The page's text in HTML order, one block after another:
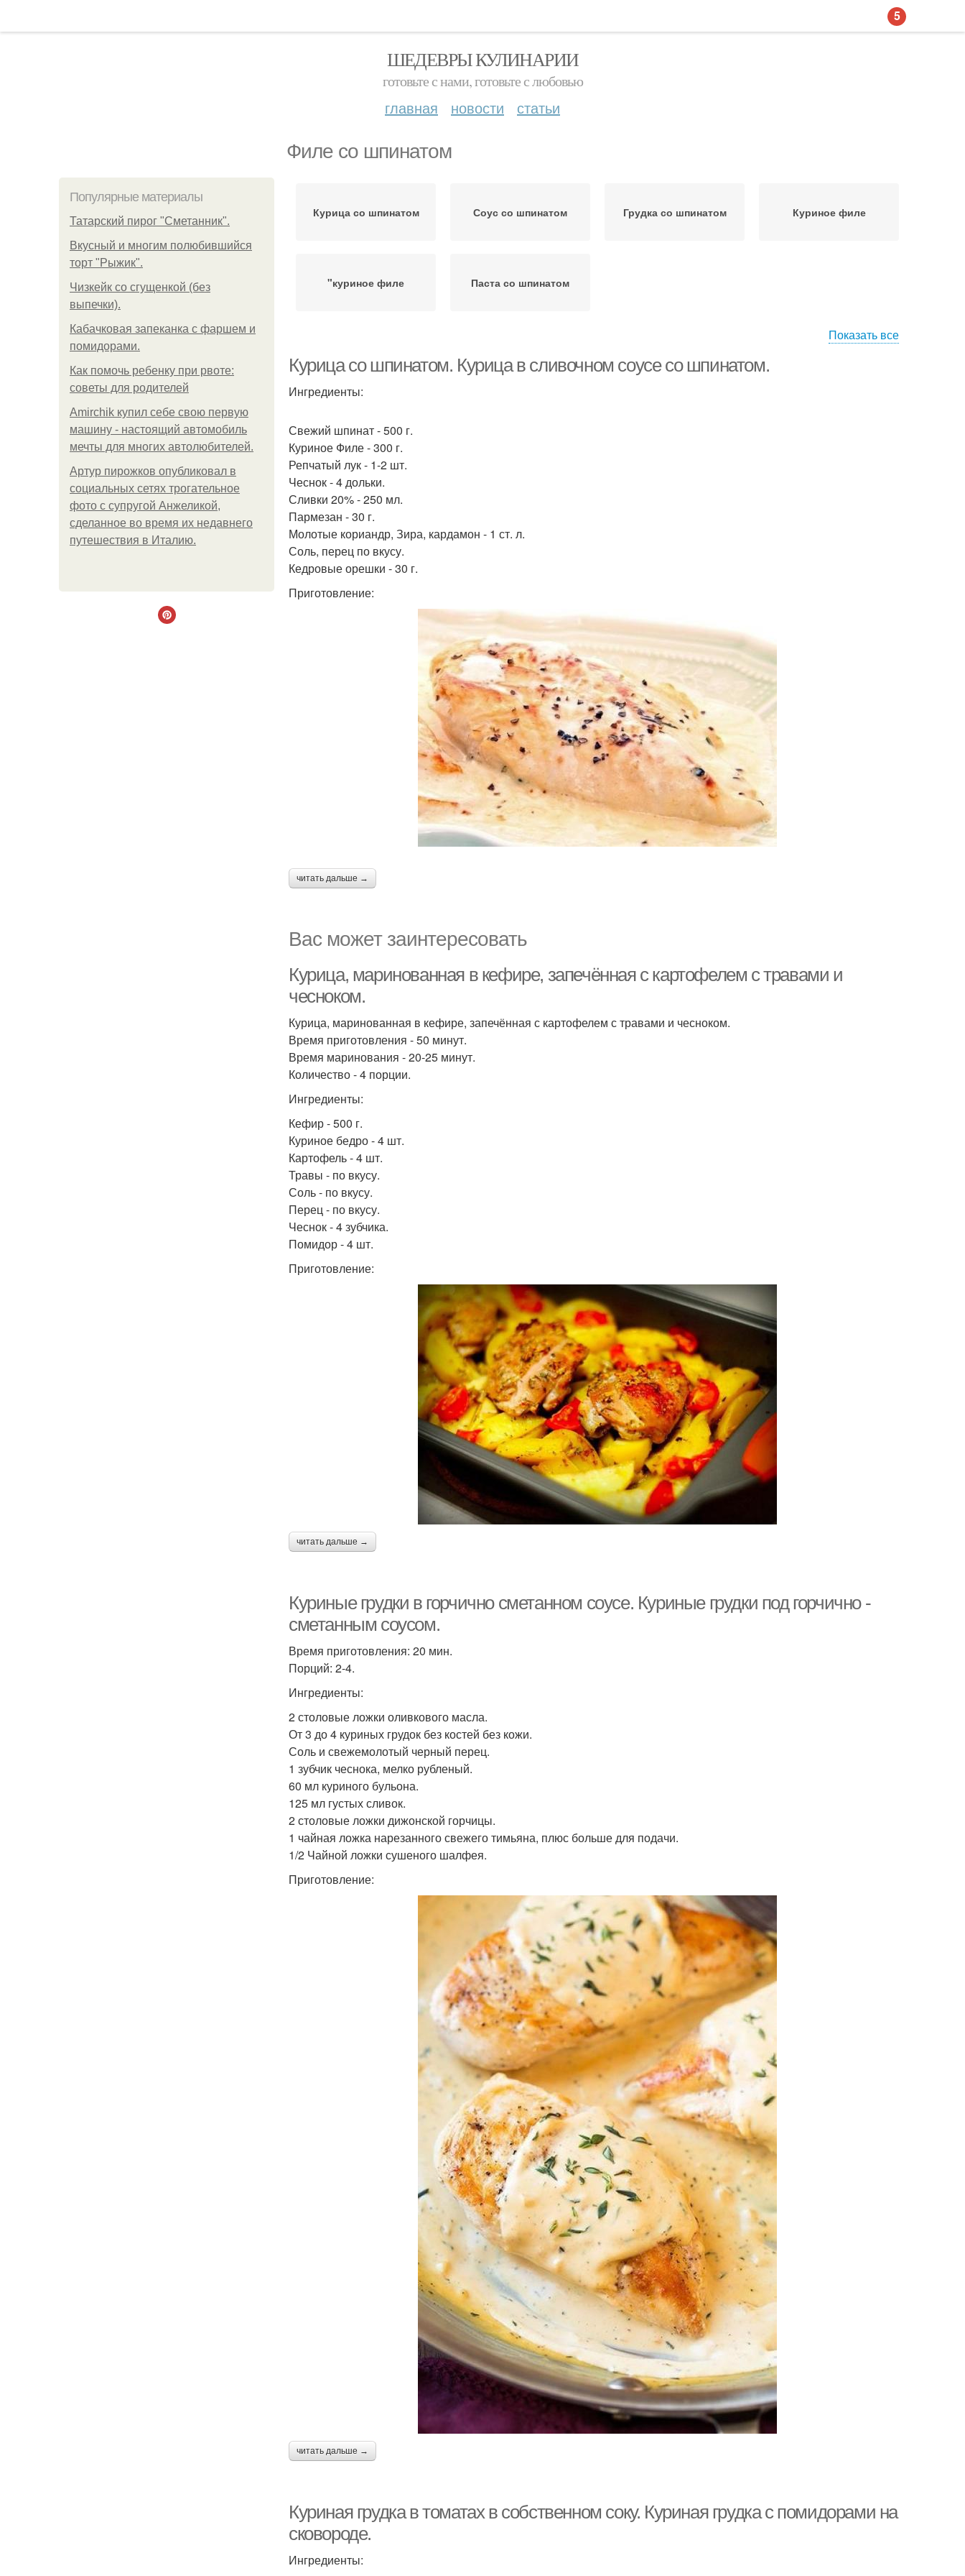
ШЕДЕВРЫ КУЛИНАРИИ
готовьте с нами, готовьте с любовью
главная новости статьи
Филе со шпинатом
Популярные материалы
Татарский пирог "Сметанник".
Вкусный и многим полюбившийся
торт "Рыжик".
Чизкейк со сгущенкой (без
выпечки).
Кабачковая запеканка с фаршем и
помидорами.
Как помочь ребенку при рвоте:
советы для родителей
Amirchik купил себе свою первую
машину - настоящий автомобиль
мечты для многих автолюбителей.
Артур пирожков опубликовал в
социальных сетях трогательное
фото с супругой Анжеликой,
сделанное во время их недавнего
путешествия в Италию.
Курица со шпинатом Соус со шпинатом Грудка со шпинатом Куриное филе
"куриное филе Паста со шпинатом
Показать все
Курица со шпинатом. Курица в сливочном соусе со шпинатом.
Ингредиенты:
Свежий шпинат - 500 г.
Куриное Филе - 300 г.
Репчатый лук - 1-2 шт.
Чеснок - 4 дольки.
Сливки 20% - 250 мл.
Пармезан - 30 г.
Молотые кориандр, Зира, кардамон - 1 ст. л.
Соль, перец по вкусу.
Кедровые орешки - 30 г.
Приготовление:
читать дальше →
Вас может заинтересовать
Курица, маринованная в кефире, запечённая с картофелем с травами и
чесноком.
Курица, маринованная в кефире, запечённая с картофелем с травами и чесноком.
Время приготовления - 50 минут.
Время маринования - 20-25 минут.
Количество - 4 порции.
Ингредиенты:
Кефир - 500 г.
Куриное бедро - 4 шт.
Картофель - 4 шт.
Травы - по вкусу.
Соль - по вкусу.
Перец - по вкусу.
Чеснок - 4 зубчика.
Помидор - 4 шт.
Приготовление:
читать дальше →
Куриные грудки в горчично сметанном соусе. Куриные грудки под горчично -
сметанным соусом.
Время приготовления: 20 мин.
Порций: 2-4.
Ингредиенты:
2 столовые ложки оливкового масла.
От 3 до 4 куриных грудок без костей без кожи.
Соль и свежемолотый черный перец.
1 зубчик чеснока, мелко рубленый.
60 мл куриного бульона.
125 мл густых сливок.
2 столовые ложки дижонской горчицы.
1 чайная ложка нарезанного свежего тимьяна, плюс больше для подачи.
1/2 Чайной ложки сушеного шалфея.
Приготовление:
читать дальше →
Куриная грудка в томатах в собственном соку. Куриная грудка с помидорами на
сковороде.
Ингредиенты:
5